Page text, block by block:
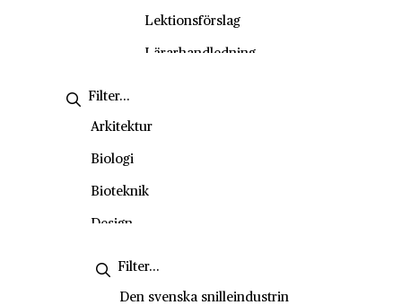
Lektionsförslag
Lärarhandledning
Arkitektur
Biologi
Bioteknik
Design
Engelska
Den svenska snilleindustrin